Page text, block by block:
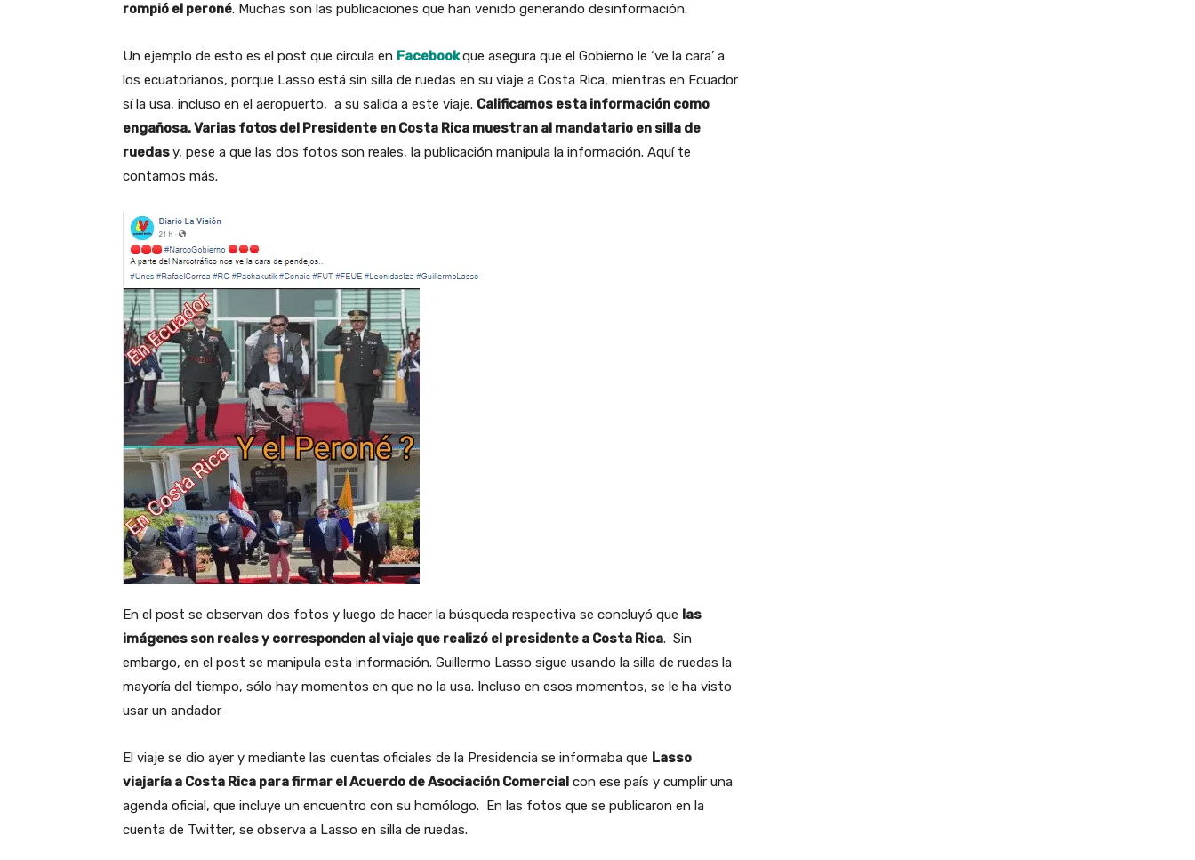
rompió el peroné. Muchas son las publicaciones que han venido generando desinformación.
Un ejemplo de esto es el post que circula en Facebookque asegura que el Gobierno le ‘ve la cara’ a
los ecuatorianos, porque Lasso está sin silla de ruedas en su viaje a Costa Rica, mientras en Ecuador
sí la usa, incluso en el aeropuerto, a su salida a este viaje. Calificamos esta información como
engañosa. Varias fotos del Presidente en Costa Rica muestran al mandatario en silla de
ruedasy, pese a que las dos fotos son reales, la publicación manipula la información. Aquí te
contamos más.
En el post se observan dos fotos y luego de hacer la búsqueda respectiva se concluyó que las
imágenes son reales y corresponden al viaje que realizó el presidente a Costa Rica. Sin
embargo, en el post se manipula esta información. Guillermo Lasso sigue usando la silla de ruedas la
mayoría del tiempo, sólo hay momentos en que no la usa. Incluso en esos momentos, se le ha visto
usar un andador
El viaje se dio ayer y mediante las cuentas oficiales de la Presidencia se informaba que Lasso
viajaría a Costa Rica para firmar el Acuerdo de Asociación Comercial con ese país y cumplir una
agenda oficial, que incluye un encuentro con su homólogo. En las fotos que se publicaron en la
cuenta de Twitter, se observa a Lasso en silla de ruedas.